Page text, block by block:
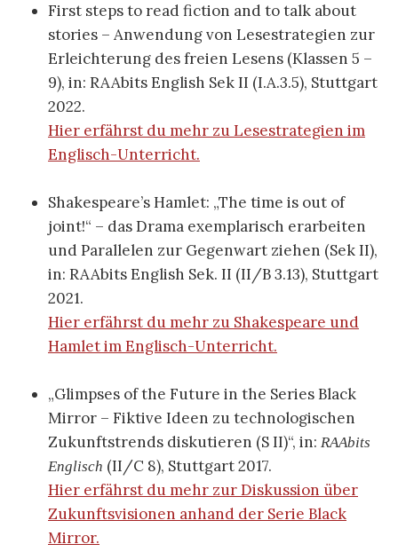
First steps to read fiction and to talk about
stories – Anwendung von Lesestrategien zur
Erleichterung des freien Lesens (Klassen 5 –
9), in: RAAbits English Sek II (I.A.3.5), Stuttgart
2022.
Hier erfährst du mehr zu Lesestrategien im
Englisch-Unterricht.
Shakespeare’s Hamlet: „The time is out of
joint!“ – das Drama exemplarisch erarbeiten
und Parallelen zur Gegenwart ziehen (Sek II),
in: RAAbits English Sek. II (II/B 3.13), Stuttgart
2021.
Hier erfährst du mehr zu Shakespeare und
Hamlet im Englisch-Unterricht.
„Glimpses of the Future in the Series Black
Mirror – Fiktive Ideen zu technologischen
Zukunftstrends diskutieren (S II)“, in: RAAbits
Englisch (II/C 8), Stuttgart 2017.
Hier erfährst du mehr zur Diskussion über
Zukunftsvisionen anhand der Serie Black
Mirror.